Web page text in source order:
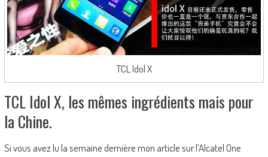
TCL Idol X
TCL Idol X, les mêmes ingrédients mais pour
la Chine.
Si vous avez lu la semaine dernière mon article sur l’Alcatel One